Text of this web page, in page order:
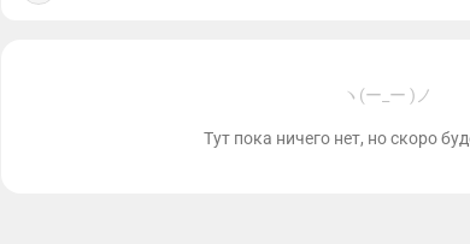
ヽ(ー_ー )ノ
Тут пока ничего нет, но скоро